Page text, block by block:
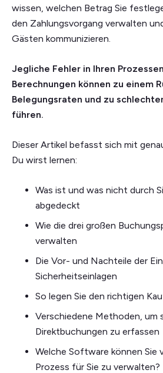
wissen, welchen Betrag Sie
den Zahlungsvorgang verwalten
Gästen kommunizieren.
Jegliche Fehler in Ihren
Berechnungen können zu einem
Belegungsraten und zu
führen.
Dieser Artikel befasst sich mit
Du wirst lernen:
Was ist und was nicht durch
abgedeckt
Wie die drei großen
verwalten
Die Vor- und Nachteile der
Sicherheitseinlagen
So legen Sie den richtigen
Verschiedene Methoden, um
Direktbuchungen zu erfassen
Welche Software können Sie
Prozess für Sie zu verwalten?